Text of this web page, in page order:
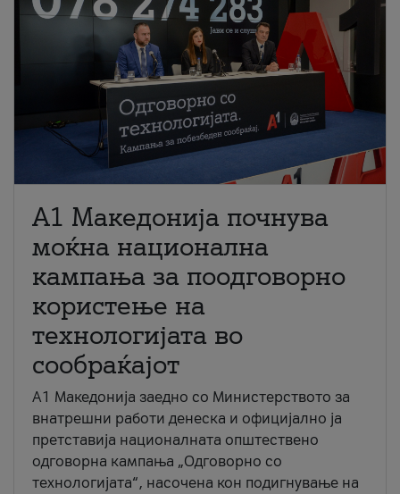
A1 Македонија почнува
моќна национална
кампања за поодговорно
користење на
технологијата во
сообраќајот
A1 Македонија заедно со Министерството за
внатрешни работи денеска и официјално ја
претставија националната општествено
одговорна кампања „Одговорно со
технологијата“, насочена кон подигнување на